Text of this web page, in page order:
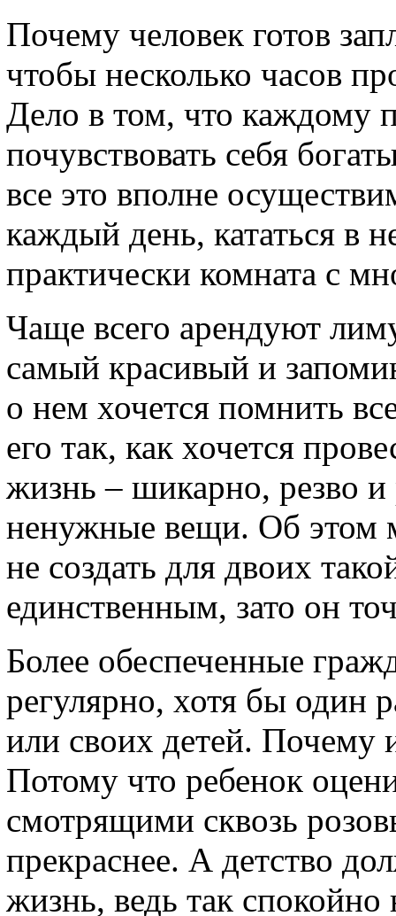
Почему человек готов
чтобы несколько часов
Дело в том, что каждому
почувствовать себя
все это вполне
каждый день, кататься в
практически комната с
Чаще всего арендуют
самый красивый и
о нем хочется помнить
его так, как хочется
жизнь – шикарно, резво и
ненужные вещи. Об этом
не создать для двоих
единственным, зато он
Более обеспеченные
регулярно, хотя бы один
или своих детей. Почему
Потому что ребенок
смотрящими сквозь
прекраснее. А детство
жизнь, ведь так спокойно